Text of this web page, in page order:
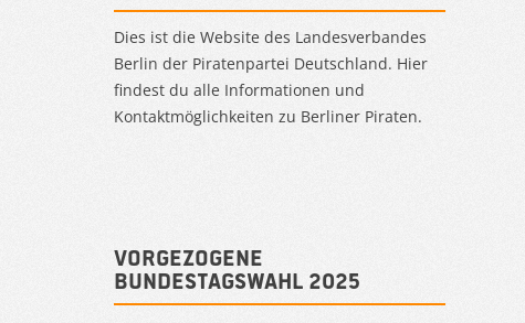
Dies ist die Website des Landesverbandes
Berlin der Piratenpartei Deutschland. Hier
findest du alle Informationen und
Kontaktmöglichkeiten zu Berliner Piraten.
Vorgezogene
Bundestagswahl 2025